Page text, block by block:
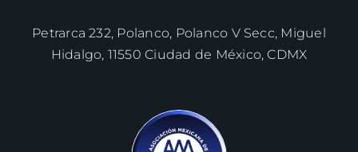
Petrarca 232, Polanco, Polanco V Secc, Miguel
Hidalgo, 11550 Ciudad de México, CDMX